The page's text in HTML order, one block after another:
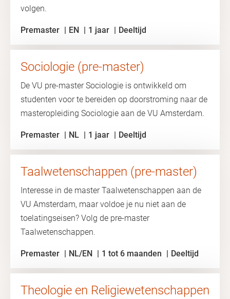
volgen.
Premaster EN 1 jaar Deeltijd
Sociologie (pre-master)
De VU pre-master Sociologie is ontwikkeld om
studenten voor te bereiden op doorstroming naar de
masteropleiding Sociologie aan de VU Amsterdam.
Premaster NL 1 jaar Deeltijd
Taalwetenschappen (pre-master)
Interesse in de master Taalwetenschappen aan de
VU Amsterdam, maar voldoe je nu niet aan de
toelatingseisen? Volg de pre-master
Taalwetenschappen.
Premaster NL/EN 1 tot 6 maanden Deeltijd
Theologie en Religiewetenschappen